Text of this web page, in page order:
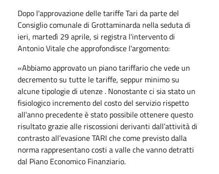
Dopo l'approvazione delle tariffe Tari da parte del
Consiglio comunale di Grottaminarda nella seduta di
ieri, martedì 29 aprile, si registra l'intervento di
Antonio Vitale che approfondisce l'argomento:
«Abbiamo approvato un piano tariffario che vede un
decremento su tutte le tariffe, seppur minimo su
alcune tipologie di utenze . Nonostante ci sia stato un
fisiologico incremento del costo del servizio rispetto
all’anno precedente è stato possibile ottenere questo
risultato grazie alle riscossioni derivanti dall’attività di
contrasto all’evasione TARI che come previsto dalla
norma rappresentano costi a valle che vanno detratti
dal Piano Economico Finanziario.